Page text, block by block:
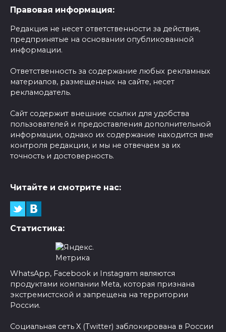
Правовая информация:
Редакция не несет ответственности за действия,
предпринятые на основании опубликованной
информации.
Ответственность за содержание любых рекламных
материалов, размещенных на сайте, несет
рекламодатель.
Сайт содержит внешние ссылки для удобства
пользователей и предоставления дополнительной
информации, однако их содержание находится вне
контроля редакции, и мы не отвечаем за их
точность и достоверность.
Читайте и смотрите нас:
Статистика:
WhatsApp, Facebook и Instagram являются
продуктами компании Meta, которая признана
экстремистской и запрещена на территории
России.
Социальная сеть X (Twitter) заблокирована в России